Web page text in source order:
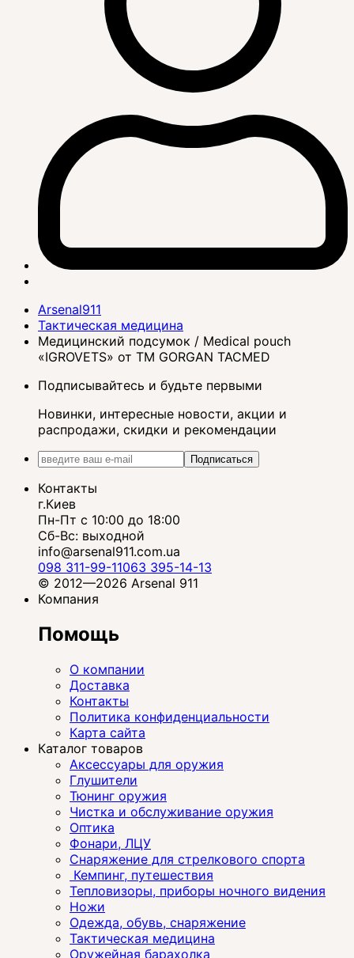
Arsenal911
Тактическая медицина
Медицинский подсумок / Medical pouch
«IGROVETS» от ТМ GORGAN TACMED
Подписывайтесь и будьте первыми
Новинки, интересные новости, акции и
распродажи, скидки и рекомендации
Подписаться
Контакты
г.Киев
Пн-Пт с 10:00 до 18:00
Сб-Вс: выходной
info@arsenal911.com.ua
098 311-99-11063 395-14-13
© 2012—2026 Arsenal 911
Компания
Помощь
О компании
Доставка
Контакты
Политика конфиденциальности
Карта сайта
Каталог товаров
Аксессуары для оружия
Глушители
Тюнинг оружия
Чистка и обслуживание оружия
Оптика
Фонари, ЛЦУ
Снаряжение для стрелкового спорта
Кемпинг, путешествия
Тепловизоры, приборы ночного видения
Ножи
Одежда, обувь, снаряжение
Тактическая медицина
Оружейная барахолка